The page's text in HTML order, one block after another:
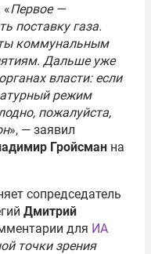
«Первое —
поставку газа.
коммунальным
Дальше уже
власти: если
режим
пожалуйста,
», — заявил
Гройсман на
сопредседатель
Дмитрий
для ИА
точки зрения